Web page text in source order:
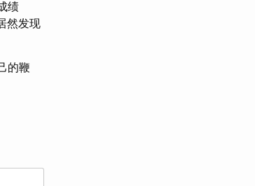
绩
然发现
的鞭